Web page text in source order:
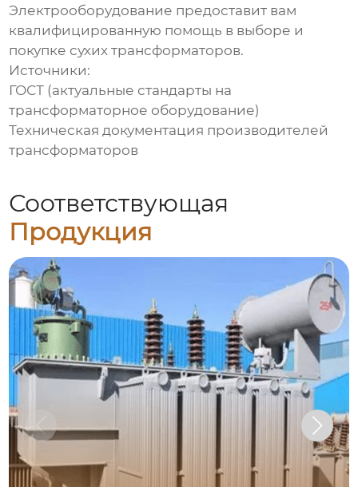
Электрооборудование предоставит вам
квалифицированную помощь в выборе и
покупке сухих трансформаторов.
Источники:
ГОСТ (актуальные стандарты на
трансформаторное оборудование)
Техническая документация производителей
трансформаторов
Соответствующая
Продукция